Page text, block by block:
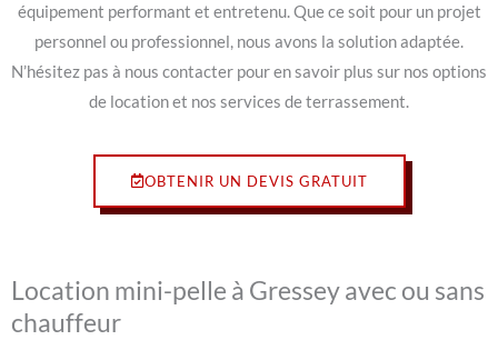
équipement performant et entretenu. Que ce soit pour un projet
personnel ou professionnel, nous avons la solution adaptée.
N’hésitez pas à nous contacter pour en savoir plus sur nos options
de location et nos services de terrassement.
OBTENIR UN DEVIS GRATUIT
Location mini-pelle à Gressey avec ou sans
chauffeur